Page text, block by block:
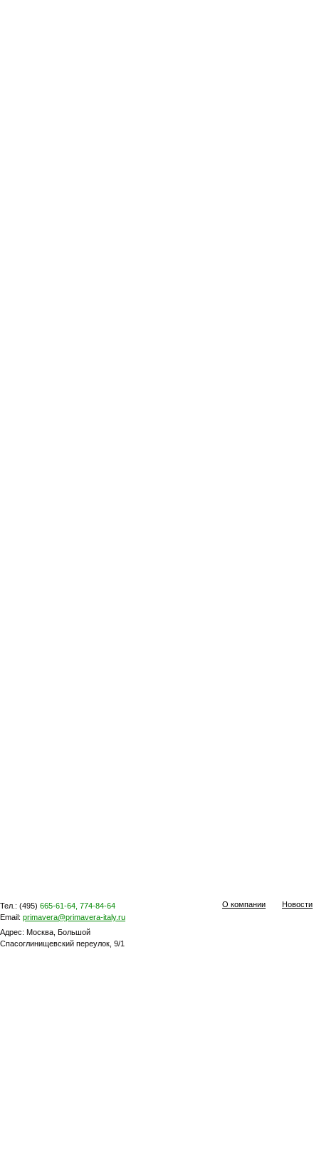
Тел.: (495) 665-61-64, 774-84-64
Email: primavera@primavera-italy.ru
Адрес: Москва, Большой
Спасоглинищевский переулок, 9/1
О компании Новости